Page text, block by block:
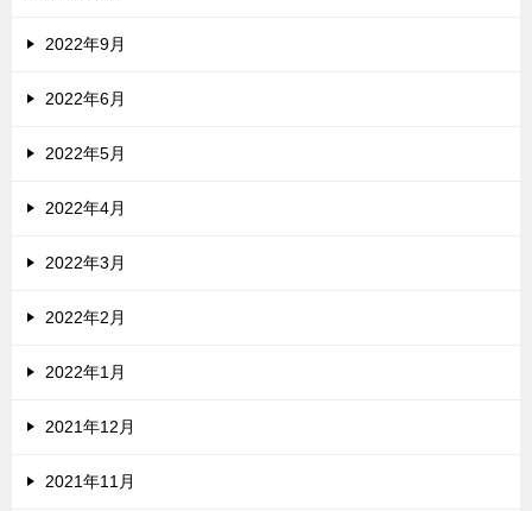
2022年9月
2022年6月
2022年5月
2022年4月
2022年3月
2022年2月
2022年1月
2021年12月
2021年11月